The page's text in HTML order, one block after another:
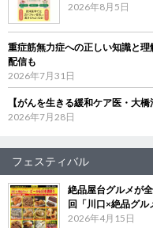
2026年8月5日
重症筋無力症への正しい知識と
配信も
2026年7月31日
【がんを生きる緩和ケア医・大
2026年7月28日
フェスティバル
絶品屋台グルメが
回「川口×絶品グ
2026年4月15日